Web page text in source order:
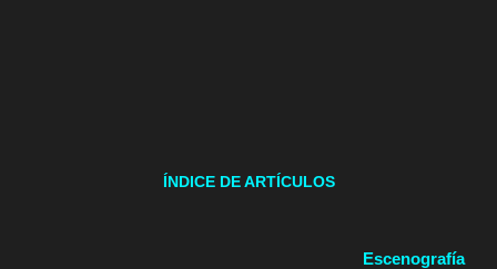
ÍNDICE DE ARTÍCULOS
Escenografía